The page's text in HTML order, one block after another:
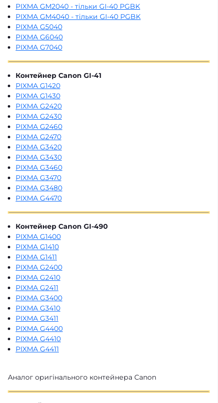
PIXMA GM2040 - тільки GI-40 PGBK
PIXMA GM4040 - тільки GI-40 PGBK
PIXMA G5040
PIXMA G6040
PIXMA G7040
Контейнер Canon GI-41
PIXMA G1420
PIXMA G1430
PIXMA G2420
PIXMA G2430
PIXMA G2460
PIXMA G2470
PIXMA G3420
PIXMA G3430
PIXMA G3460
PIXMA G3470
PIXMA G3480
PIXMA G4470
Контейнер Canon GI-490
PIXMA G1400
PIXMA G1410
PIXMA G1411
PIXMA G2400
PIXMA G2410
PIXMA G2411
PIXMA G3400
PIXMA G3410
PIXMA G3411
PIXMA G4400
PIXMA G4410
PIXMA G4411
Аналог оригінального контейнера Canon